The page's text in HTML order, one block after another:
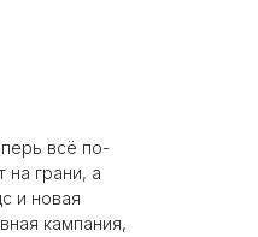
всё по-
на грани, а
и новая
кампания,